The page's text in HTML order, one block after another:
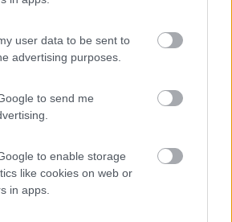
user data to be sent to
advertising purposes.
to send me
to enable storage
like cookies on web or
in apps.
io, il primo è gratuito e quelli
Se ci riesco mi piacerebbe assistere